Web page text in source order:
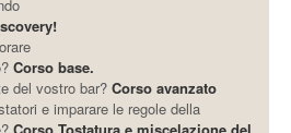
Corso base.
del vostro bar?Corso avanzato
e imparare le regole della